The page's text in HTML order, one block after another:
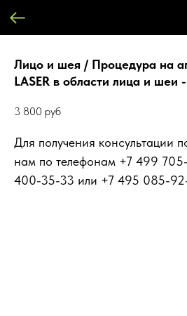
Лицо и шея / Процедура на
LASER в области лица и шеи
3 800 руб
Для получения консультации
нам по телефонам +7 499
400-35-33 или +7 495 085-92-